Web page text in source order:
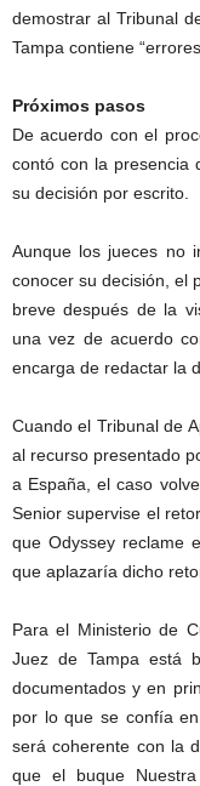
demostrar al Tribunal
Tampa contiene
Próximos pasos
De acuerdo con el
contó con la presencia
su decisión por escrito.
Aunque los jueces no
conocer su decisión, el
breve después de la
una vez de acuerdo
encarga de redactar la
Cuando el Tribunal de
al recurso presentado
a España, el caso
Senior supervise el
que Odyssey reclame
que aplazaría dicho
Para el Ministerio de
Juez de Tampa está
documentados y en
por lo que se confía
será coherente con la
que el buque